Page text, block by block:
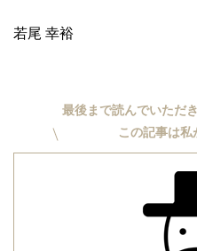
若尾 幸裕
最後まで読んでいただ
この記事は私